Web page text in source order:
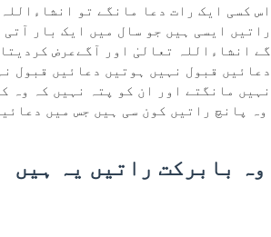
اس کسی ایک رات دعا مانگے تو
راتیں ایسی ہیں جو سال میں ایک بار
گے انشاءاللہ تعالیٰ اور آگےعرض
دعائیں قبول نہیں ہوتیں دعائیں قبول
نہیں مانگتے اور ان کو پتہ نہیں کہ وہ